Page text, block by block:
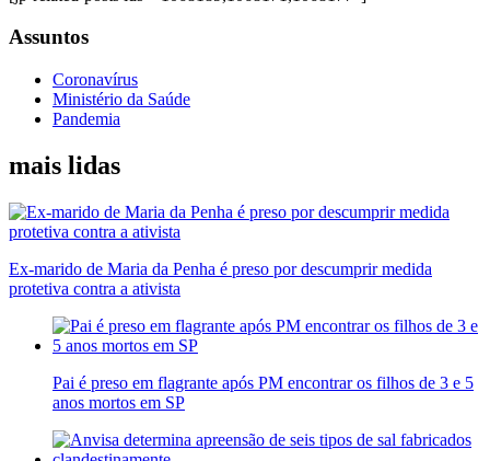
Assuntos
Coronavírus
Ministério da Saúde
Pandemia
mais lidas
Ex-marido de Maria da Penha é preso por descumprir medida
protetiva contra a ativista
Pai é preso em flagrante após PM encontrar os filhos de 3 e 5
anos mortos em SP